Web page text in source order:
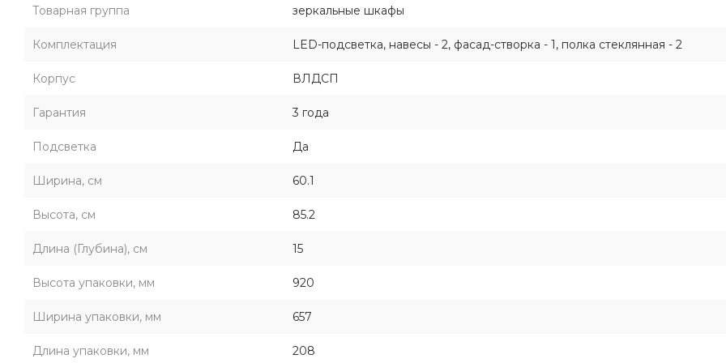
Товарная группа зеркальные шкафы
Комплектация LED-подсветка, навесы - 2, фасад-створка - 1, полка стеклянная - 2
Корпус ВЛДСП
Гарантия 3 года
Подсветка Да
Ширина, см 60.1
Высота, см 85.2
Длина (Глубина), см 15
Высота упаковки, мм 920
Ширина упаковки, мм 657
Длина упаковки, мм 208